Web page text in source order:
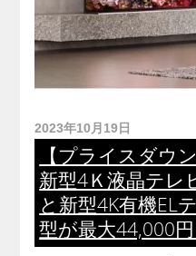
2023年10月19日
【プライスダウ
新型4Ｋ液晶テレ
と新型4K有機EL
型が最大44,000